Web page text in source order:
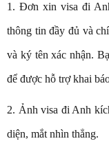
1. Đơn xin visa đi
thông tin đầy đủ và
và ký tên xác nhận.
để được hỗ trợ khai
2. Ảnh visa đi Anh
diện, mắt nhìn thẳng.